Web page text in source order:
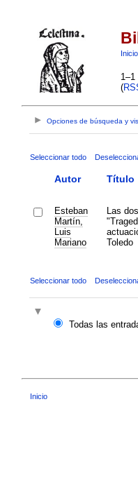
Inicio
(
Opciones de búsqueda y
Seleccionar todo
Autor Título
Esteban
Martín,
Luis
Mariano
Las
Toledo
Seleccionar todo
Todas las
Inicio